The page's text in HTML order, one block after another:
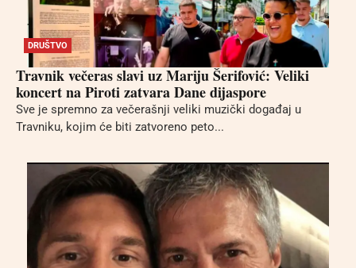
DRUŠTVO
Travnik večeras slavi uz Mariju Šerifović: Veliki
koncert na Piroti zatvara Dane dijaspore
Sve je spremno za večerašnji veliki muzički događaj u
Travniku, kojim će biti zatvoreno peto...